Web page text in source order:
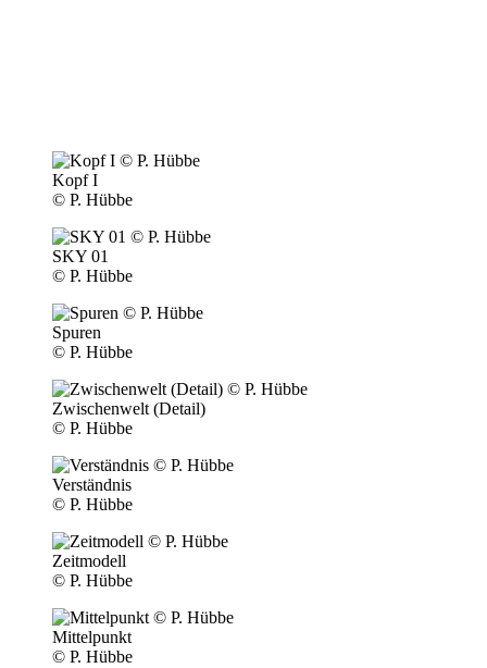
Kopf I
© P. Hübbe
SKY 01
© P. Hübbe
Spuren
© P. Hübbe
Zwischenwelt (Detail)
© P. Hübbe
Verständnis
© P. Hübbe
Zeitmodell
© P. Hübbe
Mittelpunkt
© P. Hübbe